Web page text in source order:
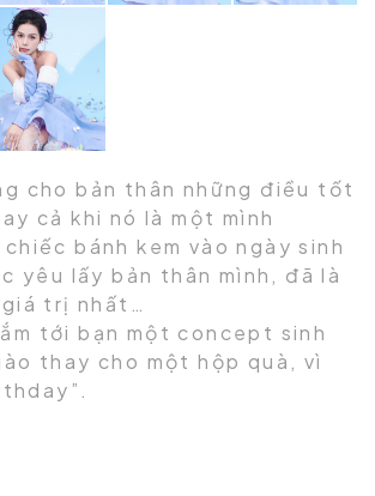
cho bản thân những điều tốt
cả khi nó là một mình
bánh kem vào ngày sinh
yêu lấy bản thân mình, đã là
trị nhất…
tới bạn một concept sinh
thay cho một hộp quà, vì